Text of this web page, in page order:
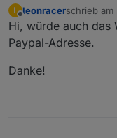
L
Offline
leonracerschrieb am
zuletzt
Hi, würde auch das
Paypal-Adresse.
Danke!